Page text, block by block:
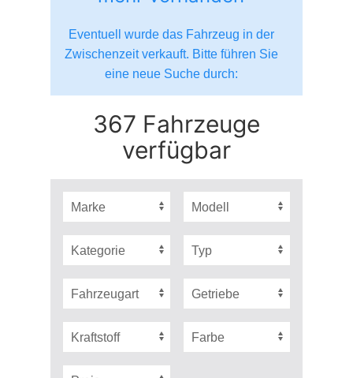
Eventuell wurde das Fahrzeug in der
Zwischenzeit verkauft. Bitte führen Sie
eine neue Suche durch:
367 Fahrzeuge
verfügbar